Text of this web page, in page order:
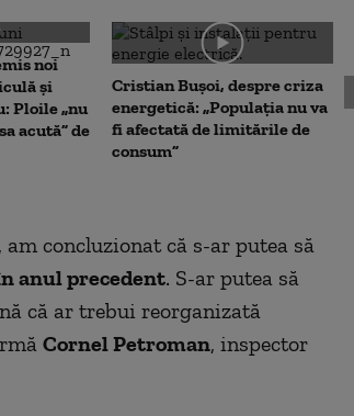
noi
și
Ploile „nu
acută” de
Cristian Bușoi, despre criza
energetică: „Populația nu va
fi afectată de limitările de
consum”
concluzionat că s-ar putea să
anul precedent. S-ar putea să
că ar trebui reorganizată
Cornel Petroman, inspector